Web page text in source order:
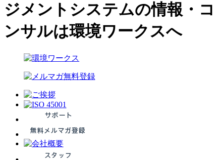
ジメントシステムの情報・コ
ンサルは環境ワークスへ